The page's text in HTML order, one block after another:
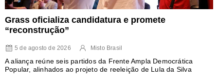
Grass oficializa candidatura e promete
“reconstrução”
5 de agosto de 2026 Misto Brasil
A aliança reúne seis partidos da Frente Ampla Democrática
Popular, alinhados ao projeto de reeleição de Lula da Silva